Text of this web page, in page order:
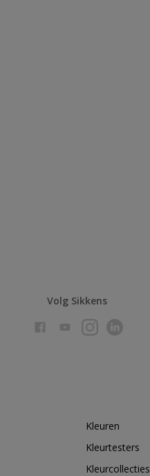
Volg Sikkens
Kleuren
Kleurtesters
Kleurcollecties